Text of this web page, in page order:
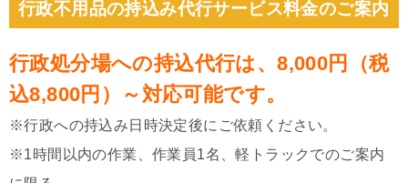
行政不用品の持込み代行サービス料金のご案内
行政処分場への持込代行は、8,000円（税
込8,800円）～対応可能です。
※行政への持込み日時決定後にご依頼ください。
※1時間以内の作業、作業員1名、軽トラックでのご案内